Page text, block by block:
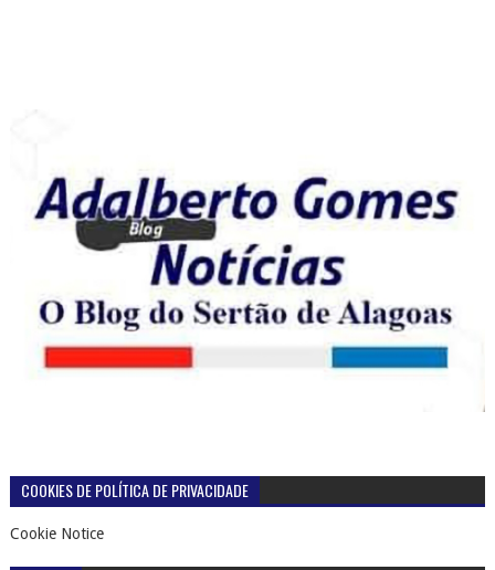
COOKIES DE POLÍTICA DE PRIVACIDADE
Cookie Notice